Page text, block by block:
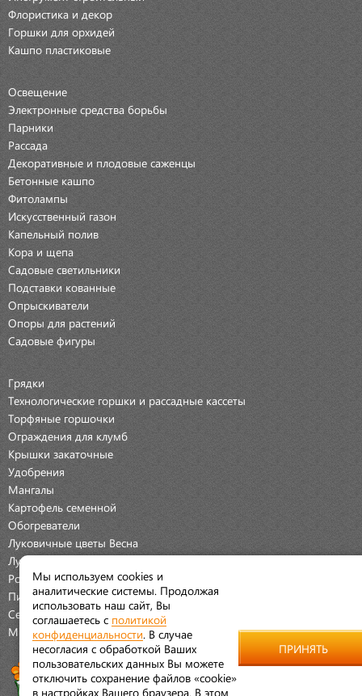
Флористика и декор
Горшки для орхидей
Кашпо пластиковые
Освещение
Электронные средства борьбы
Парники
Рассада
Декоративные и плодовые саженцы
Бетонные кашпо
Фитолампы
Искусственный газон
Капельный полив
Кора и щепа
Садовые светильники
Подставки кованные
Опрыскиватели
Опоры для растений
Садовые фигуры
Грядки
Технологические горшки и рассадные кассеты
Торфяные горшочки
Ограждения для клумб
Крышки закаточные
Удобрения
Мангалы
Картофель семенной
Обогреватели
Луковичные цветы Весна
Луковичные цветы Осень
Розы
Пионы
Семена Овощей
Мраморная крошка
Мы используем cookies и
аналитические системы. Продолжая
использовать наш сайт, Вы
соглашаетесь с политикой
конфиденциальности . В случае
несогласия с обработкой Ваших
пользовательских данных Вы можете
отключить сохранение файлов «cookie»
в настройках Вашего браузера. В этом
ПРИНЯТЬ